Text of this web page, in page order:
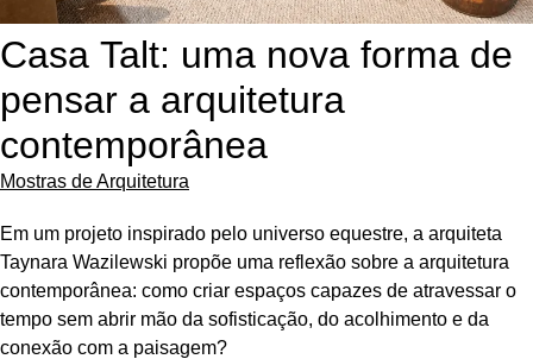
Casa Talt: uma nova forma de
pensar a arquitetura
contemporânea
Mostras de Arquitetura
Em um projeto inspirado pelo universo equestre, a arquiteta
Taynara Wazilewski propõe uma reflexão sobre a arquitetura
contemporânea: como criar espaços capazes de atravessar o
tempo sem abrir mão da sofisticação, do acolhimento e da
conexão com a paisagem?